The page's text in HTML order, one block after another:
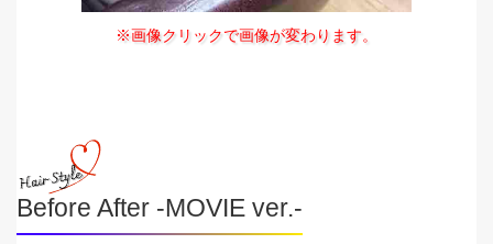
※画像クリックで画像が変わります。
Before After -MOVIE ver.-